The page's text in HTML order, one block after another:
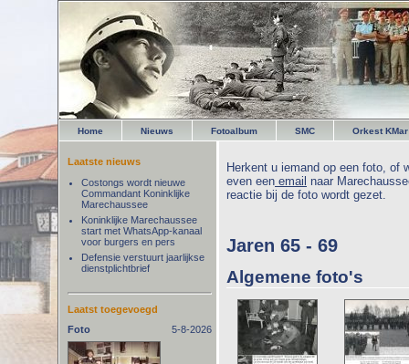
Home Nieuws Fotoalbum SMC Orkest KMar
Herkent u iemand op een foto, of
even een email naar
reactie bij de foto wordt gezet.
Jaren 65 - 69
Algemene foto's
Laatste nieuws
Costongs wordt nieuwe
Commandant Koninklijke
Marechaussee
Koninklijke Marechaussee
start met WhatsApp-kanaal
voor burgers en pers
Defensie verstuurt jaarlijkse
dienstplichtbrief
Laatst toegevoegd
Foto
5-8-2026